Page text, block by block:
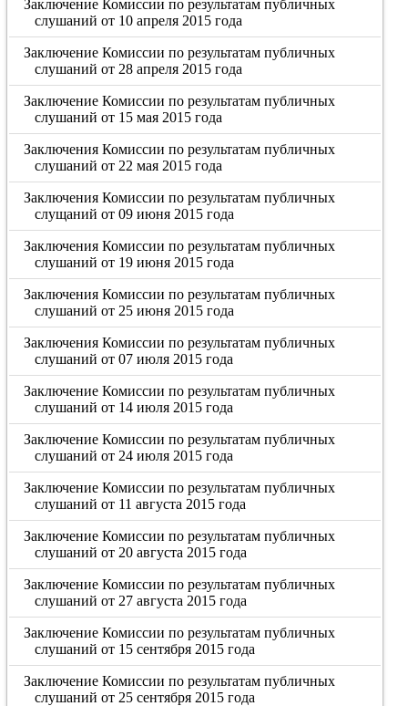
Заключение Комиссии по результатам публичных
слушаний от 10 апреля 2015 года
Заключение Комиссии по результатам публичных
слушаний от 28 апреля 2015 года
Заключение Комиссии по результатам публичных
слушаний от 15 мая 2015 года
Заключения Комиссии по результатам публичных
слушаний от 22 мая 2015 года
Заключения Комиссии по результатам публичных
слущаний от 09 июня 2015 года
Заключения Комиссии по результатам публичных
слушаний от 19 июня 2015 года
Заключения Комиссии по результатам публичных
слушаний от 25 июня 2015 года
Заключения Комиссии по результатам публичных
слушаний от 07 июля 2015 года
Заключение Комиссии по результатам публичных
слушаний от 14 июля 2015 года
Заключение Комиссии по результатам публичных
слушаний от 24 июля 2015 года
Заключение Комиссии по результатам публичных
слушаний от 11 августа 2015 года
Заключение Комиссии по результатам публичных
слушаний от 20 августа 2015 года
Заключение Комиссии по результатам публичных
слушаний от 27 августа 2015 года
Заключение Комиссии по результатам публичных
слушаний от 15 сентября 2015 года
Заключение Комиссии по результатам публичных
слушаний от 25 сентября 2015 года